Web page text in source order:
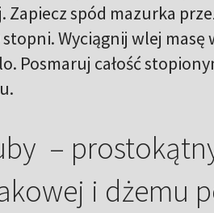
Zapiecz spód mazurka
Wyciągnij wlej
Posmaruj całość
–
i dżemu